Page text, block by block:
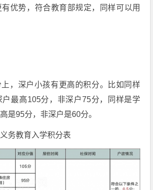
优势，符合教育部规定，同样可以用
，深户小孩有更高的积分。比如同样
最高105分，非深户75分，同样是学
是95分，非深户是60分。
务教育入学积分表